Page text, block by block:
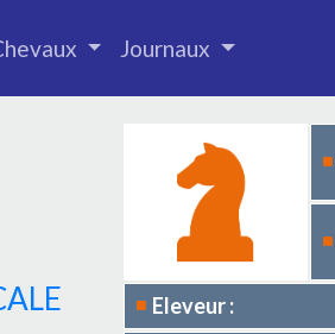
Journaux
Eleveur :